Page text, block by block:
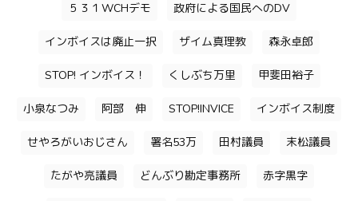
５３１WCHデモ 政府による国民へのDV
インボイスは廃止一択 ザイム真理教 森永卓郎
STOP! インボイス！ くしぶち万里 甲斐田裕子
小泉なつみ 阿部 伸 STOP!INVICE インボイス制度
せやろがいおじさん 署名53万 田村議員 末松議員
たがや亮議員 どんぶり勘定事務所 赤字黒字